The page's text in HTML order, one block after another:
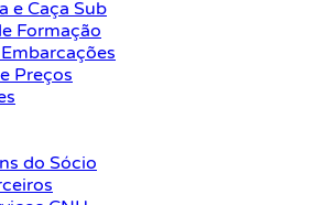
e Caça Sub
Formação
Preços
do Sócio